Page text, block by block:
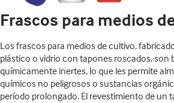
Frascos para medios
Los frascos para medios de cultivo,
plástico o vidrio con tapones roscados, son
químicamente inertes, lo que les permite
químicos no peligrosos o sustancias
período prolongado. El revestimiento de un